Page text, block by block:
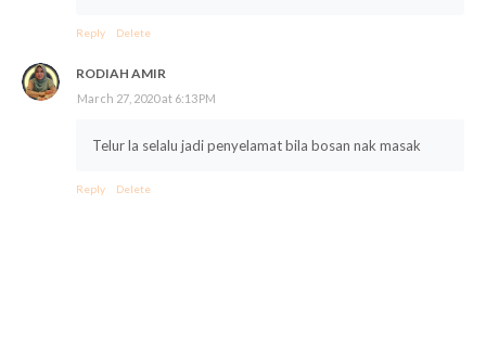
Reply Delete
RODIAH AMIR
March 27, 2020 at 6:13 PM
Telur la selalu jadi penyelamat bila bosan nak masak
Reply Delete